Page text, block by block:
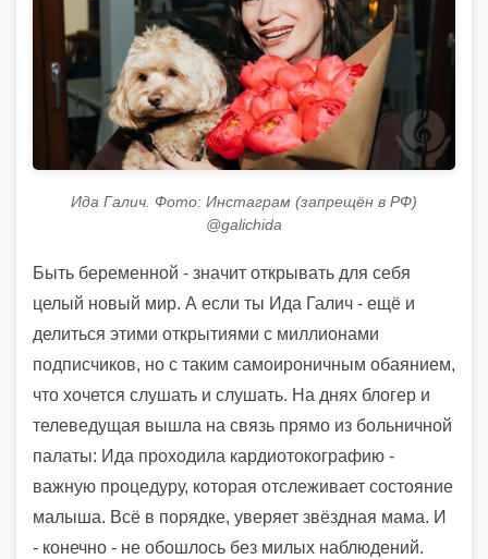
Ида Галич. Фото: Инстаграм (запрещён в РФ)
@galichida
Быть беременной - значит открывать для себя
целый новый мир. А если ты Ида Галич - ещё и
делиться этими открытиями с миллионами
подписчиков, но с таким самоироничным обаянием,
что хочется слушать и слушать. На днях блогер и
телеведущая вышла на связь прямо из больничной
палаты: Ида проходила кардиотокографию -
важную процедуру, которая отслеживает состояние
малыша. Всё в порядке, уверяет звёздная мама. И
- конечно - не обошлось без милых наблюдений.